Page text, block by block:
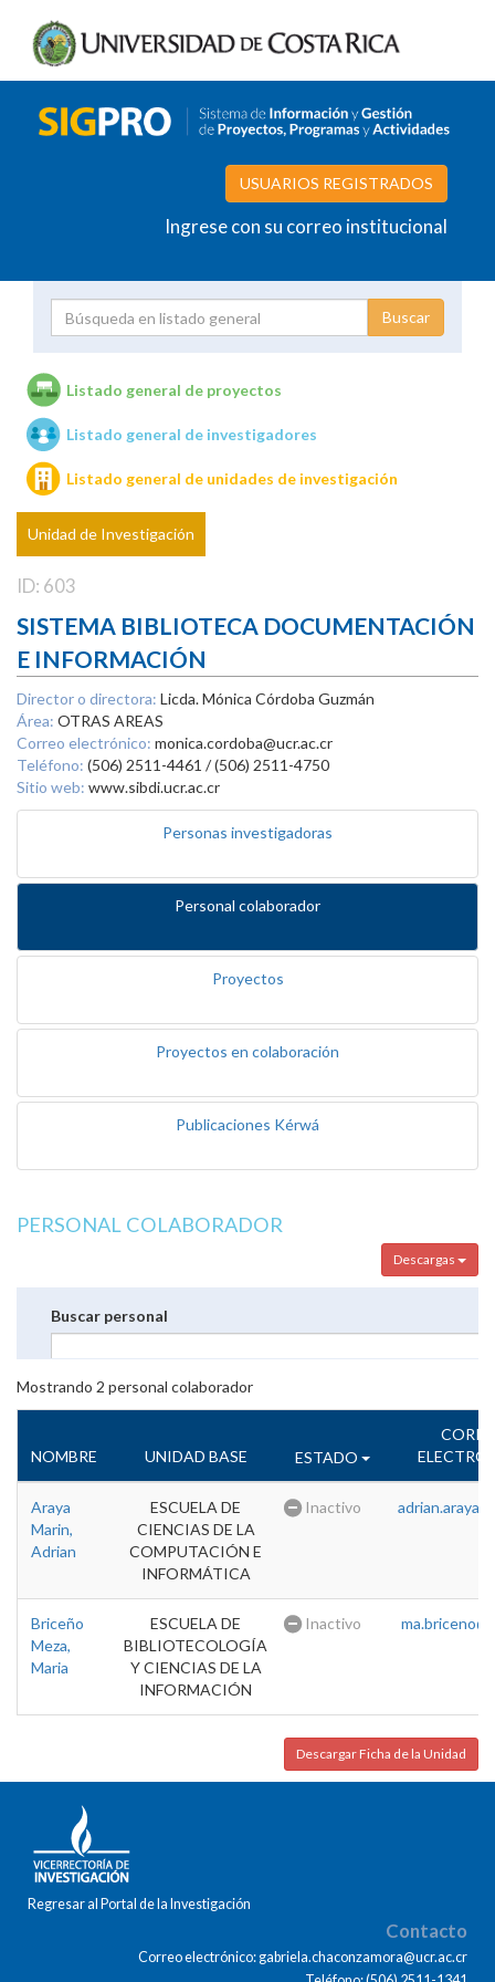
USUARIOS REGISTRADOS
Ingrese con su correo institucional
Unidades de investigación
Listado general de proyectos
Listado general de investigadores
Listado general de unidades de investigación
Unidad de Investigación
ID: 603
SISTEMA BIBLIOTECA DOCUMENTACIÓN
E INFORMACIÓN
Director o directora: Licda. Mónica Córdoba Guzmán
Área: OTRAS AREAS
Correo electrónico: monica.cordoba@ucr.ac.cr
Teléfono: (506) 2511-4461 / (506) 2511-4750
Sitio web: www.sibdi.ucr.ac.cr
Personas investigadoras
Personal colaborador
Proyectos
Proyectos en colaboración
Publicaciones Kérwá
PERSONAL COLABORADOR
Descargas
Buscar personal
Mostrando 2 personal colaborador
NOMBRE UNIDAD BASE ESTADO
Araya
Marin,
Adrian
ESCUELA DE
CIENCIAS DE LA
COMPUTACIÓN E
INFORMÁTICA
Inactivo
Briceño
Meza,
Maria
ESCUELA DE
BIBLIOTECOLOGÍA
Y CIENCIAS DE LA
INFORMACIÓN
Inactivo
Descargar Ficha de la Unidad
Regresar al Portal de la Investigación
Contacto
Correo electrónico: gabriela.chaconzamora@ucr.ac.cr